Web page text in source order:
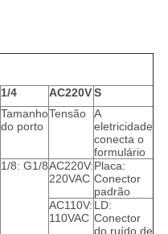
1/4 AC220VS
Tamanho
do porto
Tensão
A
eletricidade
conecta o
formulário
1/8: G1/8AC220V:
220VAC
Placa:
Conector
padrão
AC110V:
110VAC
LD:
Conector
do ruído de